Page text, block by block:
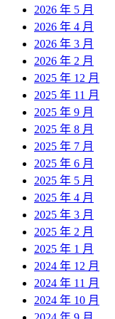
2026 年 5 月
2026 年 4 月
2026 年 3 月
2026 年 2 月
2025 年 12 月
2025 年 11 月
2025 年 9 月
2025 年 8 月
2025 年 7 月
2025 年 6 月
2025 年 5 月
2025 年 4 月
2025 年 3 月
2025 年 2 月
2025 年 1 月
2024 年 12 月
2024 年 11 月
2024 年 10 月